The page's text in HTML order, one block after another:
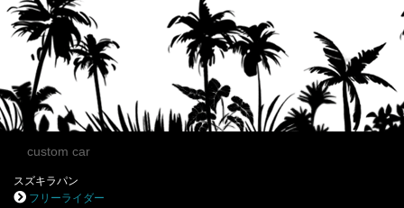
custom car
スズキラパン
フリーライダー